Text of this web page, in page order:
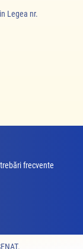
Legea nr.
frecvente
.